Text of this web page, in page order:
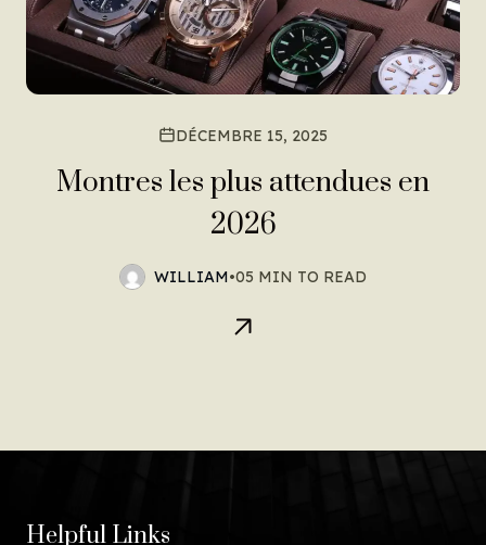
DÉCEMBRE 15, 2025
Montres les plus attendues en
2026
WILLIAM•05 MIN TO READ
Helpful Links